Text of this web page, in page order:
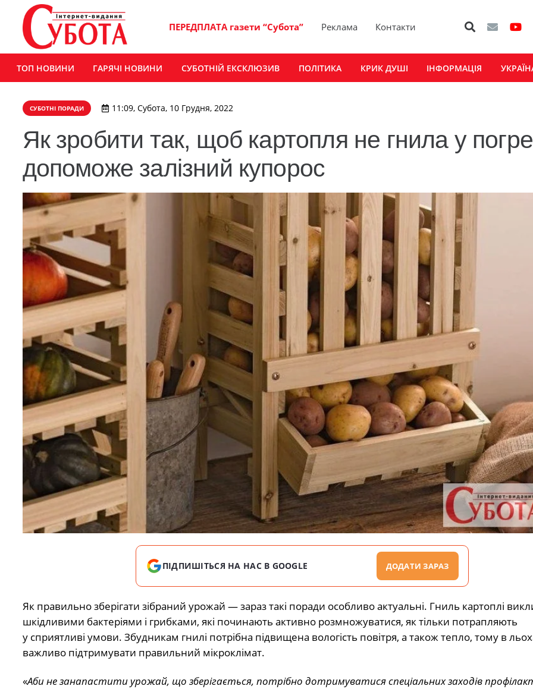
ПЕРЕДПЛАТА газети “Субота” Реклама Контакти
ТОП НОВИНИ ГАРЯЧІ НОВИНИ СУБОТНІЙ ЕКСКЛЮЗИВ ПОЛІТИКА КРИК ДУШІ ІНФОРМАЦІЯ
СУБОТНІ ПОРАДИ 11:09, Субота, 10 Грудня, 2022
Як зробити так, щоб картопля не гнила у
допоможе залізний купорос
ПІДПИШІТЬСЯ НА НАС В GOOGLE ДОДАТИ ЗАРАЗ
Як правильно зберігати зібраний урожай — зараз такі поради особливо актуальні. Гниль картоплі
шкідливими бактеріями і грибками, які починають активно розмножуватися, як тільки потрапляють
у сприятливі умови. Збудникам гнилі потрібна підвищена вологість повітря, а також тепло, тому в
важливо підтримувати правильний мікроклімат.
«Аби не занапастити урожай, що зберігається, потрібно дотримуватися спеціальних заходів